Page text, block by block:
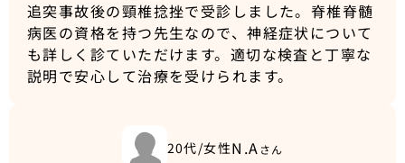
追突事故後の頸椎捻挫で受診しました。脊椎脊髄
病医の資格を持つ先生なので、神経症状について
も詳しく診ていただけます。適切な検査と丁寧な
説明で安心して治療を受けられます。
20代/女性N.A さん